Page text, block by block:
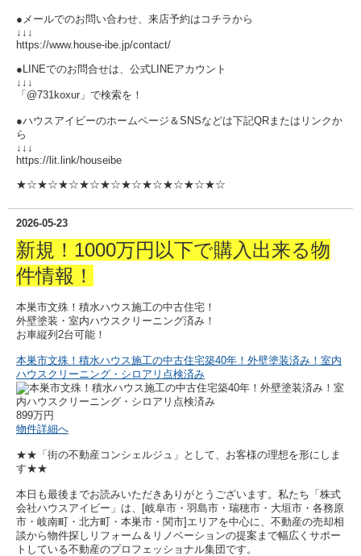
●メールでのお問い合わせ、来店予約はコチラから
↓↓↓
https://www.house-ibe.jp/contact/
●LINEでのお問合せは、公式LINEアカウント
↓↓↓
「@731koxur」で検索を！
●ハウスアイビーのホームページ＆SNSなどは下記QRまたはリンクか
ら
↓↓↓
https://lit.link/houseibe
★☆★☆★☆★☆★☆★☆★☆★☆★☆★☆
2026-05-23
新規！1000万円以下で購入出来る物
件情報！
本巣市文殊！積水ハウス施工の中古住宅！
外壁塗装・室内ハウスクリーニング済み！
お車縦列2台可能！
本巣市文殊！積水ハウス施工の中古住宅築40年！外壁塗装済み！室内
ハウスクリーニング・シロアリ点検済み
899万円
物件詳細へ
★★「街の不動産コンシェルジュ」として、お客様の理想を形にしま
す★★
本日も最後までお読みいただきありがとうございます。私たち「株式
会社ハウスアイビー」は、[岐阜市・羽島市・瑞穂市・大垣市・各務原
市・岐南町・北方町・本巣市・関市]エリアを中心に、不動産の売却相
談から物件探しリフォーム＆リノベーションの提案まで幅広くサポー
トしている不動産のプロフェッショナル集団です。